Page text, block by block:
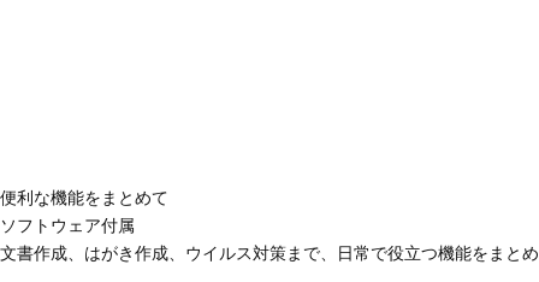
便利な機能をまとめて
ソフトウェア付属
文書作成、はがき作成、ウイルス対策まで、日常で役立つ機能をまと